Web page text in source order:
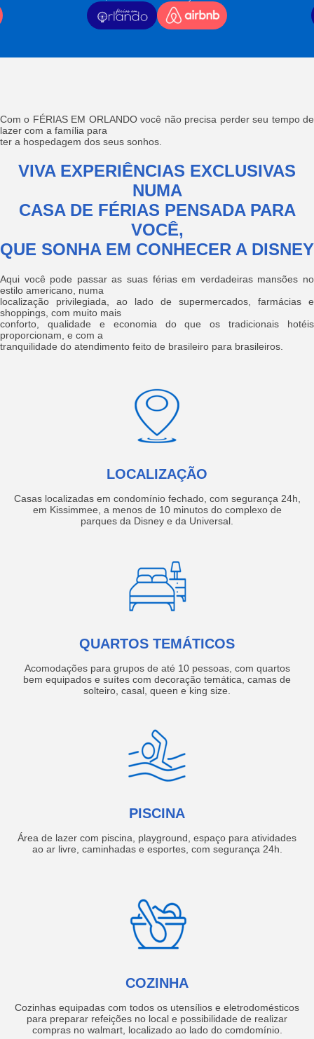
Com o FÉRIAS EM ORLANDO você não precisa perder seu tempo de
lazer com a família para
ter a hospedagem dos seus sonhos.
VIVA EXPERIÊNCIAS EXCLUSIVAS
NUMA
CASA DE FÉRIAS PENSADA PARA
VOCÊ,
QUE SONHA EM CONHECER A DISNEY
Aqui você pode passar as suas férias em verdadeiras mansões no
estilo americano, numa
localização privilegiada, ao lado de supermercados, farmácias e
shoppings, com muito mais
conforto, qualidade e economia do que os tradicionais hotéis
proporcionam, e com a
tranquilidade do atendimento feito de brasileiro para brasileiros.
LOCALIZAÇÃO
Casas localizadas em condomínio fechado, com segurança 24h,
em Kissimmee, a menos de 10 minutos do complexo de
parques da Disney e da Universal.
QUARTOS TEMÁTICOS
Acomodações para grupos de até 10 pessoas, com quartos
bem equipados e suítes com decoração temática, camas de
solteiro, casal, queen e king size.
PISCINA
Área de lazer com piscina, playground, espaço para atividades
ao ar livre, caminhadas e esportes, com segurança 24h.
COZINHA
Cozinhas equipadas com todos os utensílios e eletrodomésticos
para preparar refeições no local e possibilidade de realizar
compras no walmart, localizado ao lado do comdomínio.